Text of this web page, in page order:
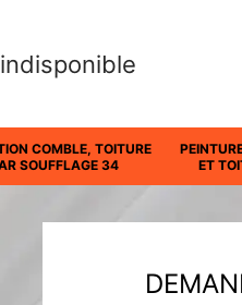
indisponible
COMBLE, TOITURE
SOUFFLAGE 34
ET